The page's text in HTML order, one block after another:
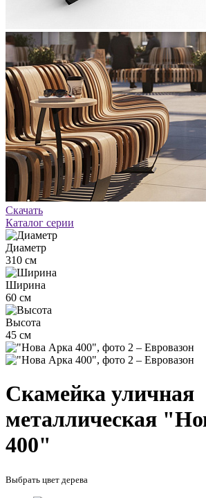
Скачать
Каталог серии
Диаметр
310 см
Ширина
60 см
Высота
45 см
Скамейка уличная
металлическая
400"
Выбрать цвет дерева